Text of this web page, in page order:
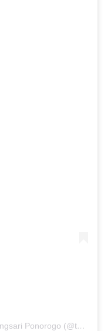
Sebuah kiriman dibagikan oleh Tanjungsari Ponorogo (@tanjungsari.ponorogo)